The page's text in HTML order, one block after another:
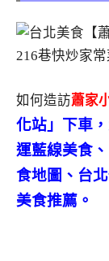
如何造訪蕭家
化站」下車
運藍線美食
食地圖、台
美食推薦。